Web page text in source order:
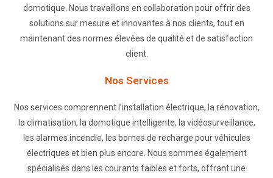
domotique. Nous travaillons en collaboration pour offrir des
solutions sur mesure et innovantes à nos clients, tout en
maintenant des normes élevées de qualité et de satisfaction
client.
Nos Services
Nos services comprennent l’installation électrique, la rénovation,
la climatisation, la domotique intelligente, la vidéosurveillance,
les alarmes incendie, les bornes de recharge pour véhicules
électriques et bien plus encore. Nous sommes également
spécialisés dans les courants faibles et forts, offrant une